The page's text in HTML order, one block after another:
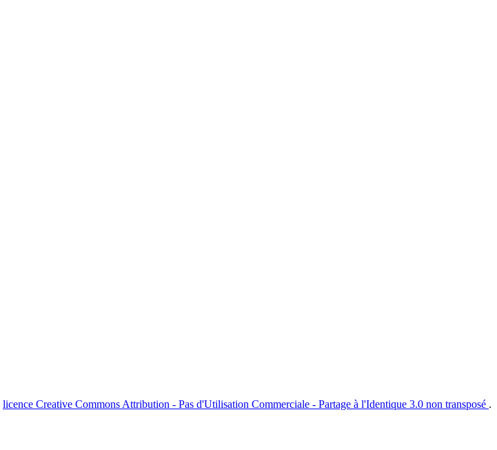
licence Creative Commons Attribution - Pas d'Utilisation Commerciale - Partage à l'Identique 3.0 non transposé .